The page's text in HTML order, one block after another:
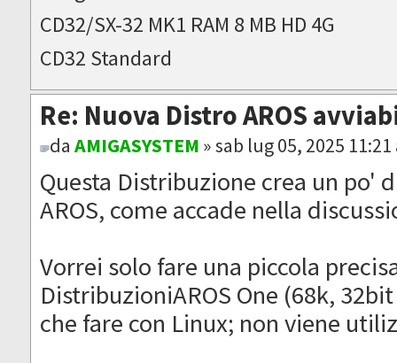
CD32/SX-32 MK1 RAM 8 MB HD 4G
CD32 Standard
Re: Nuova Distro AROS
daAMIGASYSTEM » sab lug 05, 2025
Questa Distribuzione crea un po'
AROS, come accade nella
Vorrei solo fare una piccola
DistribuzioniAROS One (68k,
che fare con Linux; non viene